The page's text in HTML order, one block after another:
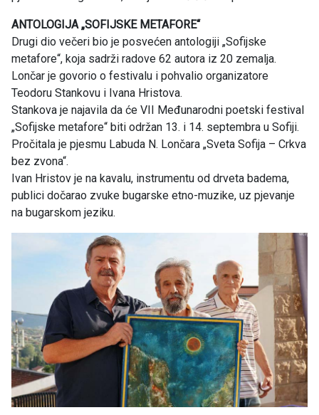
ANTOLOGIJA „SOFIJSKE METAFORE“
Drugi dio večeri bio je posvećen antologiji „Sofijske
metafore“, koja sadrži radove 62 autora iz 20 zemalja.
Lončar je govorio o festivalu i pohvalio organizatore
Teodoru Stankovu i Ivana Hristova.
Stankova je najavila da će VII Međunarodni poetski festival
„Sofijske metafore“ biti održan 13. i 14. septembra u Sofiji.
Pročitala je pjesmu Labuda N. Lončara „Sveta Sofija – Crkva
bez zvona“.
Ivan Hristov je na kavalu, instrumentu od drveta badema,
publici dočarao zvuke bugarske etno-muzike, uz pjevanje
na bugarskom jeziku.